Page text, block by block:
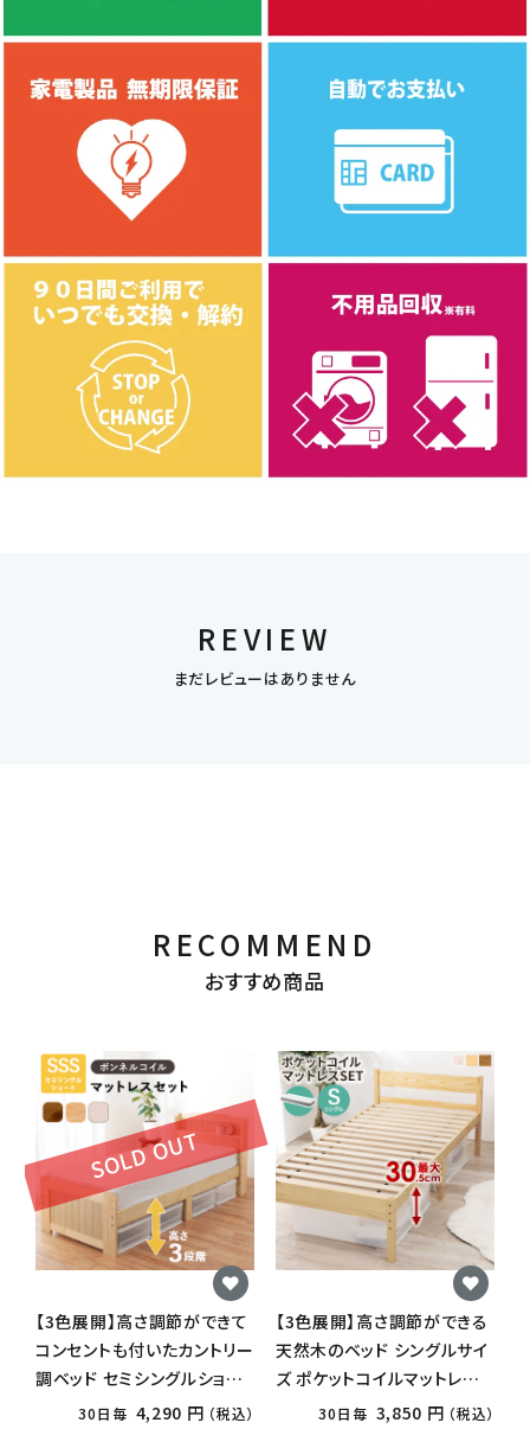
REVIEW
まだレビューはありません
RECOMMEND
おすすめ商品
SOLD OUT
【3色展開】高さ調節ができて
コンセントも付いたカントリー
調ベッド セミシングルショー
トサイズ ボンネルコイルマッ
30日毎 4,290 円 （税込）
【3色展開】高さ調節ができる
天然木のベッド シングルサイ
ズ ポケットコイルマットレス
付き ライトブラウンorプレー
30日毎 3,850 円 （税込）